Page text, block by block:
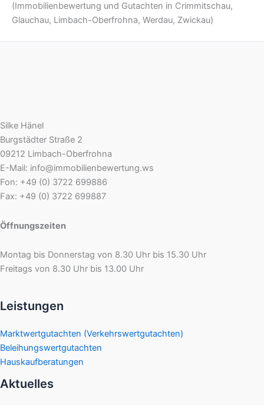
(Immobilienbewertung und Gutachten in Crimmitschau,
Glauchau, Limbach-Oberfrohna, Werdau, Zwickau)
Silke Hänel
Burgstädter Straße 2
09212 Limbach-Oberfrohna
E-Mail: info@immobilienbewertung.ws
Fon: +49 (0) 3722 699886
Fax: +49 (0) 3722 699887
Öffnungszeiten
Montag bis Donnerstag von 8.30 Uhr bis 15.30 Uhr
Freitags von 8.30 Uhr bis 13.00 Uhr
Leistungen
Marktwertgutachten (Verkehrswertgutachten)
Beleihungswertgutachten
Hauskaufberatungen
Aktuelles